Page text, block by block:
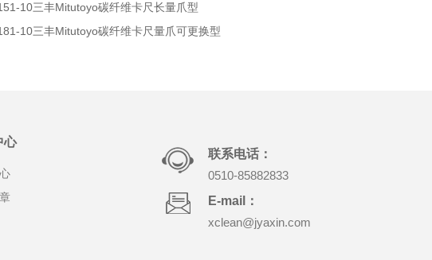
10三丰Mitutoyo碳纤维卡尺长量爪型
10三丰Mitutoyo碳纤维卡尺量爪可更换型
心
联系电话：
0510-85882833
E-mail：
xclean@jyaxin.com